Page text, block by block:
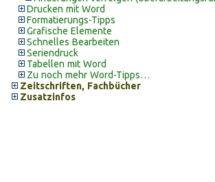
Drucken mit Word
Formatierungs-Tipps
Grafische Elemente
Schnelles Bearbeiten
Seriendruck
Tabellen mit Word
Zu noch mehr Word-Tipps…
Zeitschriften, Fachbücher
Zusatzinfos